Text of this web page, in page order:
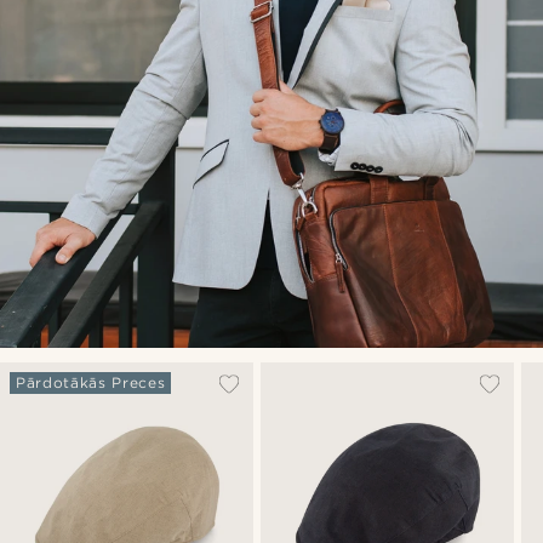
Pārdotākās Preces